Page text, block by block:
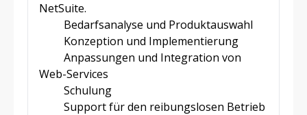
NetSuite.
Bedarfsanalyse und Produktauswahl
Konzeption und Implementierung
Anpassungen und Integration von
Web-Services
Schulung
Support für den reibungslosen Betrieb